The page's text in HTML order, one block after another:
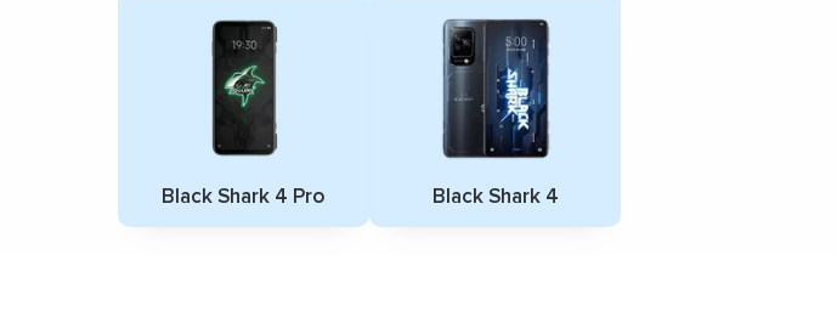
Black Shark 4 Pro Black Shark 4